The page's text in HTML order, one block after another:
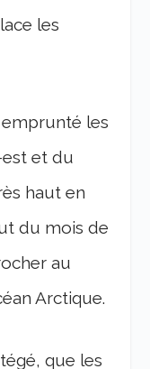
les
les
et du
haut en
du mois de
au
Arctique.
que les